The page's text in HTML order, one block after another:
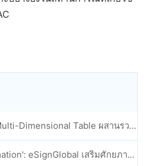
eSignGlobal และ Lark Multi-Dimensional Table ผสานรวมกันอย่างเป็นทางการ: การลงนามและการเก็บถาวรสัญญาอิเล็กทรอนิกส์แบบอัตโนมัติเต็มรูปแบบ
เปิดตัวสกิล 'esign-automation': eSignGlobal เสริมศักยภาพให้ OpenClaw ด้วยลายเซ็นอิเล็กทรอนิกส์อัตโนมัติ